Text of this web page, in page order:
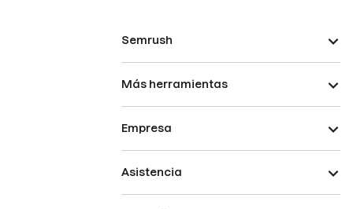
Semrush
Más herramientas
Empresa
Asistencia